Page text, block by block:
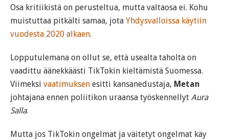
Osa kritiikistä on perusteltua, mutta valtaosa ei. Kohu
muistuttaa pitkälti samaa, jota Yhdysvalloissa käytiin
vuodesta 2020 alkaen.
Lopputulemana on ollut se, että usealta taholta on
vaadittu äänekkäästi TikTokin kieltämistä Suomessa.
Viimeksi vaatimuksen esitti kansanedustaja, Metan
johtajana ennen poliitikon uraansa työskennellyt Aura
Salla.
Mutta jos TikTokin ongelmat ja väitetyt ongelmat käy